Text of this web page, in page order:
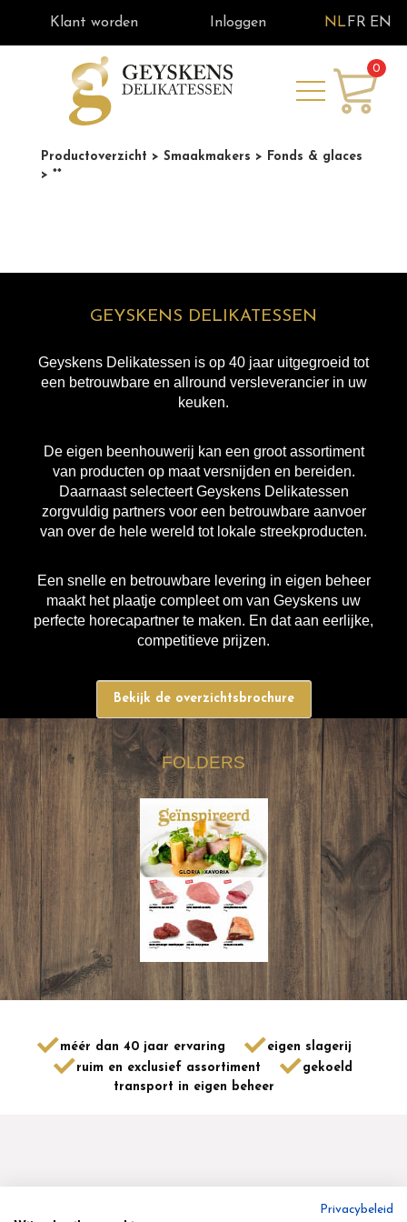
Klant worden Inloggen NL FR EN
0
Productoverzicht > Smaakmakers > Fonds & glaces
> **
GEYSKENS DELIKATESSEN
Geyskens Delikatessen is op 40 jaar uitgegroeid tot
een betrouwbare en allround versleverancier in uw
keuken.
De eigen beenhouwerij kan een groot assortiment
van producten op maat versnijden en bereiden.
Daarnaast selecteert Geyskens Delikatessen
zorgvuldig partners voor een betrouwbare aanvoer
van over de hele wereld tot lokale streekproducten.
Een snelle en betrouwbare levering in eigen beheer
maakt het plaatje compleet om van Geyskens uw
perfecte horecapartner te maken. En dat aan eerlijke,
competitieve prijzen.
Bekijk de overzichtsbrochure
FOLDERS
méér dan 40 jaar ervaring
eigen slagerij
ruim en exclusief assortiment
gekoeld
transport in eigen beheer
Privacybeleid